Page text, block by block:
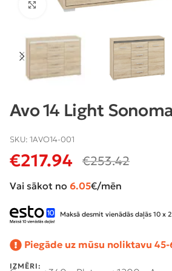
Klikšķiniet lai palielinātu
Avo 14 Light
SKU: 1AVO14-001
€217.94 €253.42
Vai sākot no 6.05€/mēn
Maksā desmit vienādās daļās 10 x
Piegāde uz mūsu noliktavu
IZMĒRI: